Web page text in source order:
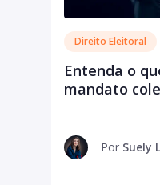
Direito Eleitoral
Entenda o
mandato
Por Suely